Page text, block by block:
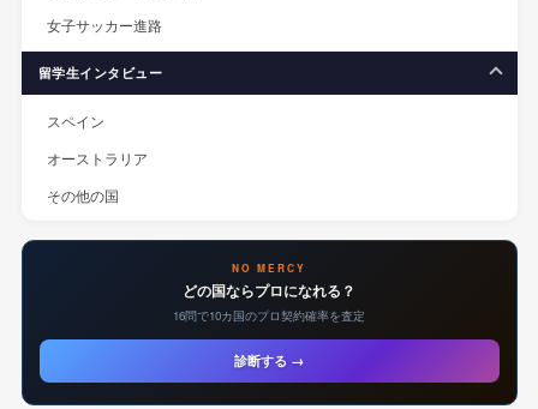
女子サッカー進路
留学生インタビュー
スペイン
オーストラリア
その他の国
NO MERCY
どの国ならプロになれる？
16問で10カ国のプロ契約確率を査定
診断する →